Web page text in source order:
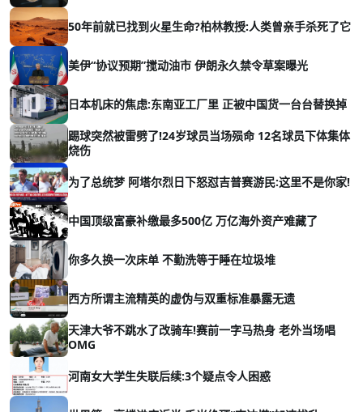
50年前就已找到火星生命?柏林教授:人类曾亲手杀死了它
美伊“协议预期”搅动油市 伊朗永久禁令草案曝光
日本机床的焦虑:东南亚工厂里 正被中国货一台台替换掉
踢球突然被雷劈了!24岁球员当场殒命 12名球员下体集体
烧伤
为了总统梦 阿塔尔烈日下怒怼吉普赛游民:这里不是你家!
中国顶级富豪补缴最多500亿 万亿海外资产难藏了
你多久换一次床单 不勤洗等于睡在垃圾堆
西方所谓主流精英的虚伪与双重标准暴露无遗
天津大爷不跳水了改骑车!赛前一字马热身 老外当场唱
OMG
河南女大学生失联后续:3个疑点令人困惑